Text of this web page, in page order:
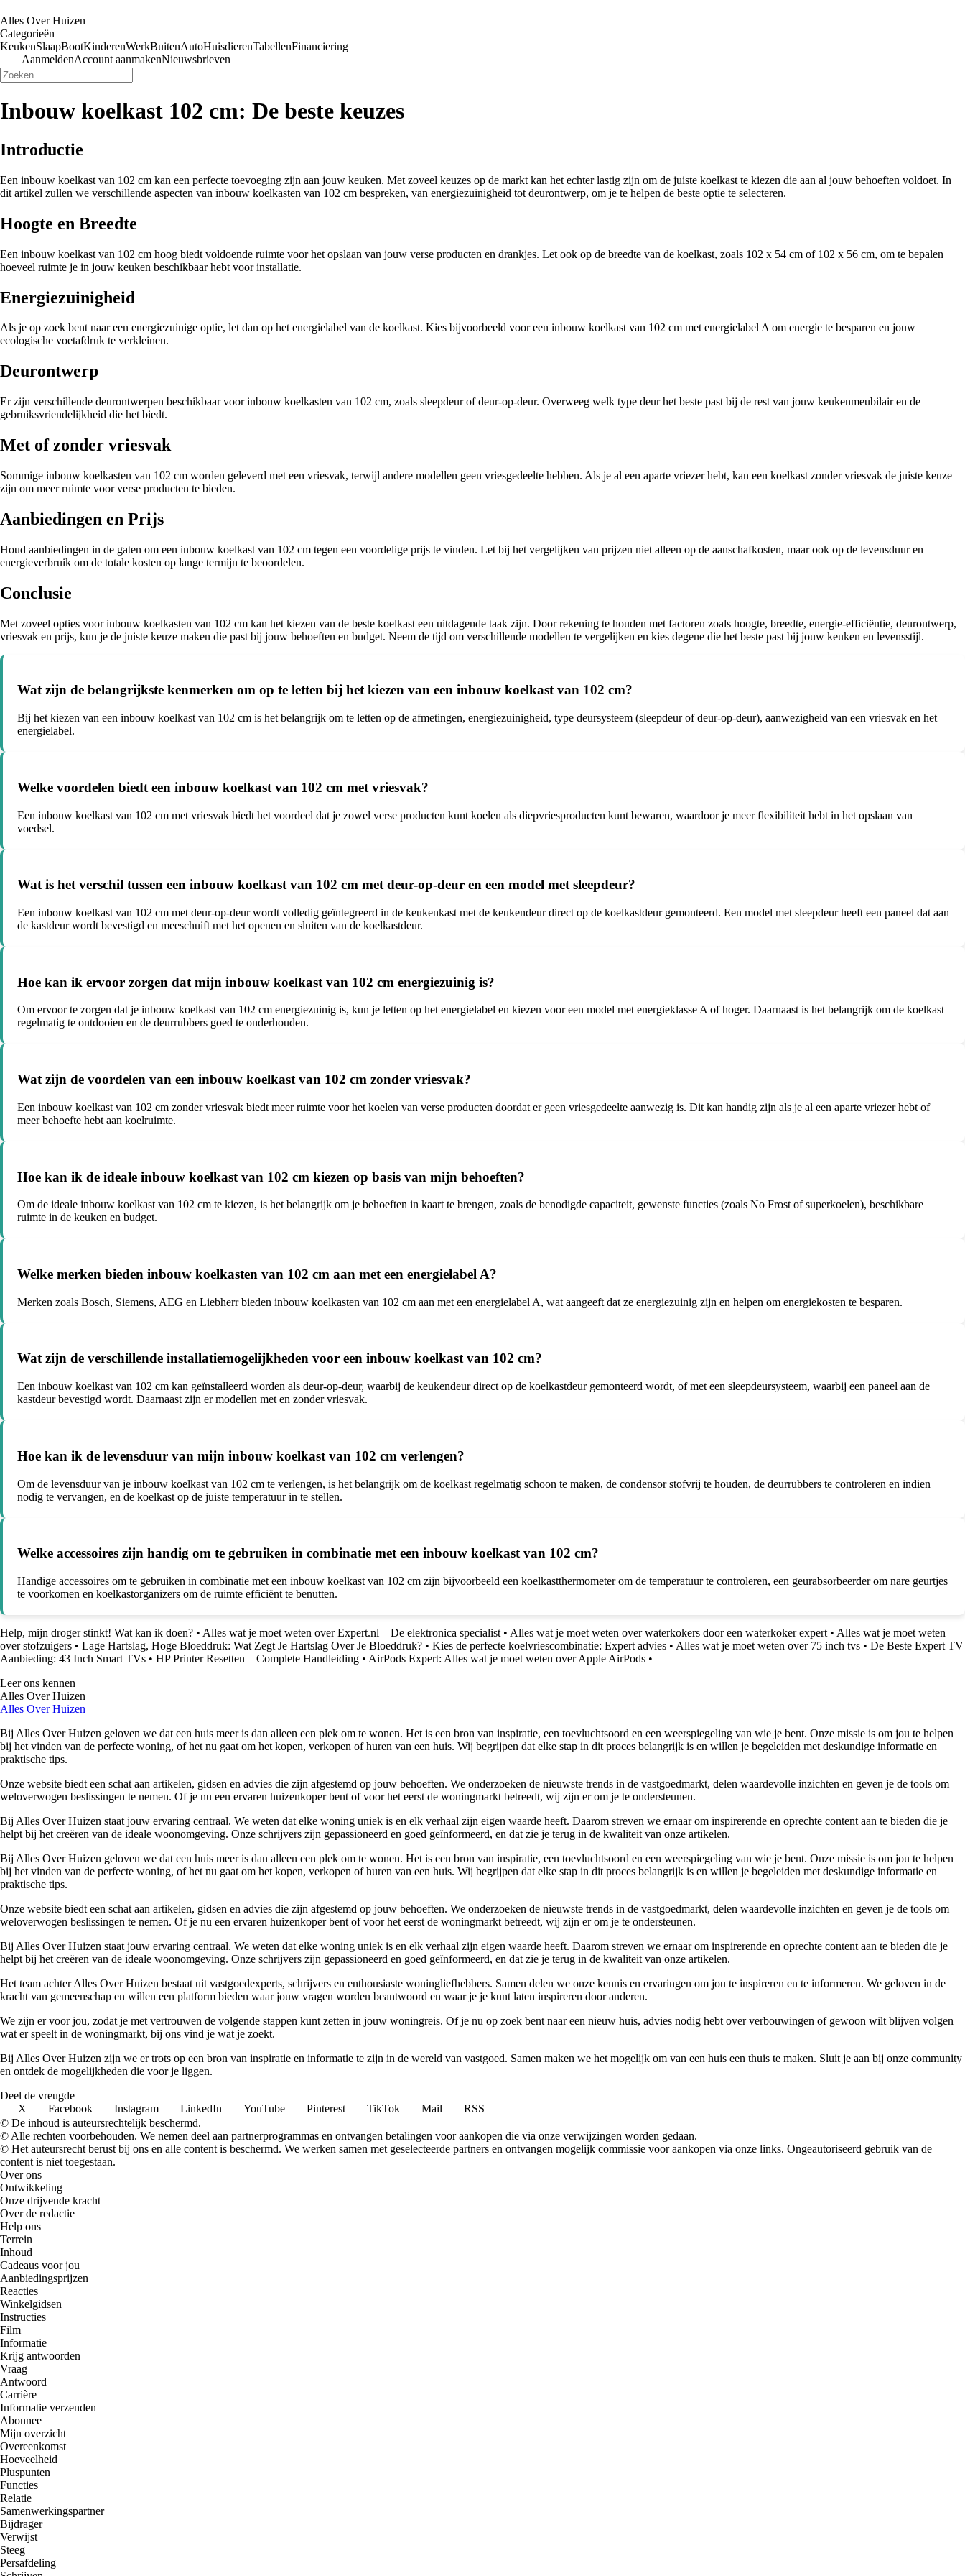
Alles Over Huizen
Categorieën
KeukenSlaapBootKinderenWerkBuitenAutoHuisdierenTabellenFinanciering
AanmeldenAccount aanmakenNieuwsbrieven
Inbouw koelkast 102 cm: De beste keuzes
Introductie
Een inbouw koelkast van 102 cm kan een perfecte toevoeging zijn aan jouw keuken. Met zoveel keuzes op de markt kan het echter lastig zijn om de juiste koelkast te kiezen die aan al jouw behoeften voldoet. In
dit artikel zullen we verschillende aspecten van inbouw koelkasten van 102 cm bespreken, van energiezuinigheid tot deurontwerp, om je te helpen de beste optie te selecteren.
Hoogte en Breedte
Een inbouw koelkast van 102 cm hoog biedt voldoende ruimte voor het opslaan van jouw verse producten en drankjes. Let ook op de breedte van de koelkast, zoals 102 x 54 cm of 102 x 56 cm, om te bepalen
hoeveel ruimte je in jouw keuken beschikbaar hebt voor installatie.
Energiezuinigheid
Als je op zoek bent naar een energiezuinige optie, let dan op het energielabel van de koelkast. Kies bijvoorbeeld voor een inbouw koelkast van 102 cm met energielabel A om energie te besparen en jouw
ecologische voetafdruk te verkleinen.
Deurontwerp
Er zijn verschillende deurontwerpen beschikbaar voor inbouw koelkasten van 102 cm, zoals sleepdeur of deur-op-deur. Overweeg welk type deur het beste past bij de rest van jouw keukenmeubilair en de
gebruiksvriendelijkheid die het biedt.
Met of zonder vriesvak
Sommige inbouw koelkasten van 102 cm worden geleverd met een vriesvak, terwijl andere modellen geen vriesgedeelte hebben. Als je al een aparte vriezer hebt, kan een koelkast zonder vriesvak de juiste keuze
zijn om meer ruimte voor verse producten te bieden.
Aanbiedingen en Prijs
Houd aanbiedingen in de gaten om een inbouw koelkast van 102 cm tegen een voordelige prijs te vinden. Let bij het vergelijken van prijzen niet alleen op de aanschafkosten, maar ook op de levensduur en
energieverbruik om de totale kosten op lange termijn te beoordelen.
Conclusie
Met zoveel opties voor inbouw koelkasten van 102 cm kan het kiezen van de beste koelkast een uitdagende taak zijn. Door rekening te houden met factoren zoals hoogte, breedte, energie-efficiëntie, deurontwerp,
vriesvak en prijs, kun je de juiste keuze maken die past bij jouw behoeften en budget. Neem de tijd om verschillende modellen te vergelijken en kies degene die het beste past bij jouw keuken en levensstijl.
Wat zijn de belangrijkste kenmerken om op te letten bij het kiezen van een inbouw koelkast van 102 cm?
Bij het kiezen van een inbouw koelkast van 102 cm is het belangrijk om te letten op de afmetingen, energiezuinigheid, type deursysteem (sleepdeur of deur-op-deur), aanwezigheid van een vriesvak en het
energielabel.
Welke voordelen biedt een inbouw koelkast van 102 cm met vriesvak?
Een inbouw koelkast van 102 cm met vriesvak biedt het voordeel dat je zowel verse producten kunt koelen als diepvriesproducten kunt bewaren, waardoor je meer flexibiliteit hebt in het opslaan van
voedsel.
Wat is het verschil tussen een inbouw koelkast van 102 cm met deur-op-deur en een model met sleepdeur?
Een inbouw koelkast van 102 cm met deur-op-deur wordt volledig geïntegreerd in de keukenkast met de keukendeur direct op de koelkastdeur gemonteerd. Een model met sleepdeur heeft een paneel dat aan
de kastdeur wordt bevestigd en meeschuift met het openen en sluiten van de koelkastdeur.
Hoe kan ik ervoor zorgen dat mijn inbouw koelkast van 102 cm energiezuinig is?
Om ervoor te zorgen dat je inbouw koelkast van 102 cm energiezuinig is, kun je letten op het energielabel en kiezen voor een model met energieklasse A of hoger. Daarnaast is het belangrijk om de koelkast
regelmatig te ontdooien en de deurrubbers goed te onderhouden.
Wat zijn de voordelen van een inbouw koelkast van 102 cm zonder vriesvak?
Een inbouw koelkast van 102 cm zonder vriesvak biedt meer ruimte voor het koelen van verse producten doordat er geen vriesgedeelte aanwezig is. Dit kan handig zijn als je al een aparte vriezer hebt of
meer behoefte hebt aan koelruimte.
Hoe kan ik de ideale inbouw koelkast van 102 cm kiezen op basis van mijn behoeften?
Om de ideale inbouw koelkast van 102 cm te kiezen, is het belangrijk om je behoeften in kaart te brengen, zoals de benodigde capaciteit, gewenste functies (zoals No Frost of superkoelen), beschikbare
ruimte in de keuken en budget.
Welke merken bieden inbouw koelkasten van 102 cm aan met een energielabel A?
Merken zoals Bosch, Siemens, AEG en Liebherr bieden inbouw koelkasten van 102 cm aan met een energielabel A, wat aangeeft dat ze energiezuinig zijn en helpen om energiekosten te besparen.
Wat zijn de verschillende installatiemogelijkheden voor een inbouw koelkast van 102 cm?
Een inbouw koelkast van 102 cm kan geïnstalleerd worden als deur-op-deur, waarbij de keukendeur direct op de koelkastdeur gemonteerd wordt, of met een sleepdeursysteem, waarbij een paneel aan de
kastdeur bevestigd wordt. Daarnaast zijn er modellen met en zonder vriesvak.
Hoe kan ik de levensduur van mijn inbouw koelkast van 102 cm verlengen?
Om de levensduur van je inbouw koelkast van 102 cm te verlengen, is het belangrijk om de koelkast regelmatig schoon te maken, de condensor stofvrij te houden, de deurrubbers te controleren en indien
nodig te vervangen, en de koelkast op de juiste temperatuur in te stellen.
Welke accessoires zijn handig om te gebruiken in combinatie met een inbouw koelkast van 102 cm?
Handige accessoires om te gebruiken in combinatie met een inbouw koelkast van 102 cm zijn bijvoorbeeld een koelkastthermometer om de temperatuur te controleren, een geurabsorbeerder om nare geurtjes
te voorkomen en koelkastorganizers om de ruimte efficiënt te benutten.
Help, mijn droger stinkt! Wat kan ik doen? • Alles wat je moet weten over Expert.nl – De elektronica specialist • Alles wat je moet weten over waterkokers door een waterkoker expert • Alles wat je moet weten
over stofzuigers • Lage Hartslag, Hoge Bloeddruk: Wat Zegt Je Hartslag Over Je Bloeddruk? • Kies de perfecte koelvriescombinatie: Expert advies • Alles wat je moet weten over 75 inch tvs • De Beste Expert TV
Aanbieding: 43 Inch Smart TVs • HP Printer Resetten – Complete Handleiding • AirPods Expert: Alles wat je moet weten over Apple AirPods •
Leer ons kennen
Alles Over Huizen
Alles Over Huizen
Bij Alles Over Huizen geloven we dat een huis meer is dan alleen een plek om te wonen. Het is een bron van inspiratie, een toevluchtsoord en een weerspiegeling van wie je bent. Onze missie is om jou te helpen
bij het vinden van de perfecte woning, of het nu gaat om het kopen, verkopen of huren van een huis. Wij begrijpen dat elke stap in dit proces belangrijk is en willen je begeleiden met deskundige informatie en
praktische tips.
Onze website biedt een schat aan artikelen, gidsen en advies die zijn afgestemd op jouw behoeften. We onderzoeken de nieuwste trends in de vastgoedmarkt, delen waardevolle inzichten en geven je de tools om
weloverwogen beslissingen te nemen. Of je nu een ervaren huizenkoper bent of voor het eerst de woningmarkt betreedt, wij zijn er om je te ondersteunen.
Bij Alles Over Huizen staat jouw ervaring centraal. We weten dat elke woning uniek is en elk verhaal zijn eigen waarde heeft. Daarom streven we ernaar om inspirerende en oprechte content aan te bieden die je
helpt bij het creëren van de ideale woonomgeving. Onze schrijvers zijn gepassioneerd en goed geïnformeerd, en dat zie je terug in de kwaliteit van onze artikelen.
Bij Alles Over Huizen geloven we dat een huis meer is dan alleen een plek om te wonen. Het is een bron van inspiratie, een toevluchtsoord en een weerspiegeling van wie je bent. Onze missie is om jou te helpen
bij het vinden van de perfecte woning, of het nu gaat om het kopen, verkopen of huren van een huis. Wij begrijpen dat elke stap in dit proces belangrijk is en willen je begeleiden met deskundige informatie en
praktische tips.
Onze website biedt een schat aan artikelen, gidsen en advies die zijn afgestemd op jouw behoeften. We onderzoeken de nieuwste trends in de vastgoedmarkt, delen waardevolle inzichten en geven je de tools om
weloverwogen beslissingen te nemen. Of je nu een ervaren huizenkoper bent of voor het eerst de woningmarkt betreedt, wij zijn er om je te ondersteunen.
Bij Alles Over Huizen staat jouw ervaring centraal. We weten dat elke woning uniek is en elk verhaal zijn eigen waarde heeft. Daarom streven we ernaar om inspirerende en oprechte content aan te bieden die je
helpt bij het creëren van de ideale woonomgeving. Onze schrijvers zijn gepassioneerd en goed geïnformeerd, en dat zie je terug in de kwaliteit van onze artikelen.
Het team achter Alles Over Huizen bestaat uit vastgoedexperts, schrijvers en enthousiaste woningliefhebbers. Samen delen we onze kennis en ervaringen om jou te inspireren en te informeren. We geloven in de
kracht van gemeenschap en willen een platform bieden waar jouw vragen worden beantwoord en waar je je kunt laten inspireren door anderen.
We zijn er voor jou, zodat je met vertrouwen de volgende stappen kunt zetten in jouw woningreis. Of je nu op zoek bent naar een nieuw huis, advies nodig hebt over verbouwingen of gewoon wilt blijven volgen
wat er speelt in de woningmarkt, bij ons vind je wat je zoekt.
Bij Alles Over Huizen zijn we er trots op een bron van inspiratie en informatie te zijn in de wereld van vastgoed. Samen maken we het mogelijk om van een huis een thuis te maken. Sluit je aan bij onze community
en ontdek de mogelijkheden die voor je liggen.
Deel de vreugde
X
Facebook Instagram LinkedIn YouTube Pinterest TikTok Mail
RSS
© De inhoud is auteursrechtelijk beschermd.
© Alle rechten voorbehouden. We nemen deel aan partnerprogrammas en ontvangen betalingen voor aankopen die via onze verwijzingen worden gedaan.
© Het auteursrecht berust bij ons en alle content is beschermd. We werken samen met geselecteerde partners en ontvangen mogelijk commissie voor aankopen via onze links. Ongeautoriseerd gebruik van de
content is niet toegestaan.
Over ons
Ontwikkeling
Onze drijvende kracht
Over de redactie
Help ons
Terrein
Inhoud
Cadeaus voor jou
Aanbiedingsprijzen
Reacties
Winkelgidsen
Instructies
Film
Informatie
Krijg antwoorden
Vraag
Antwoord
Carrière
Informatie verzenden
Abonnee
Mijn overzicht
Overeenkomst
Hoeveelheid
Pluspunten
Functies
Relatie
Samenwerkingspartner
Bijdrager
Verwijst
Steeg
Persafdeling